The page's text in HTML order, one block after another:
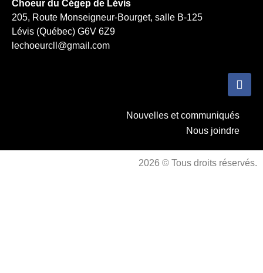
Choeur du Cégep de Lévis
205, Route Monseigneur-Bourget, salle B-125
Lévis (Québec) G6V 6Z9
lechoeurcll@gmail.com
Nouvelles et communiqués
Nous joindre
2026 © Tous droits réservés.